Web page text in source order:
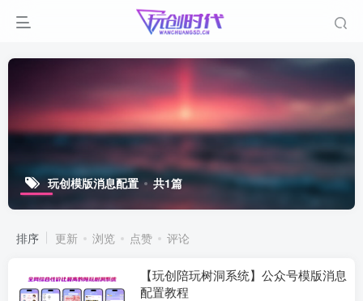
玩创模版消息配置 共1篇
排序 更新 浏览 点赞 评论
【玩创陪玩树洞系统】公众号模版消息
配置教程